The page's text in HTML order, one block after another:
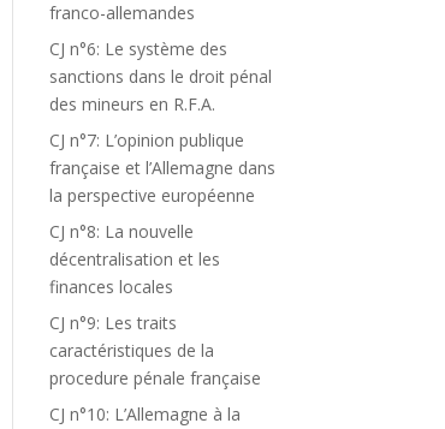
franco-allemandes
CJ n°6: Le système des
sanctions dans le droit pénal
des mineurs en R.F.A.
CJ n°7: L’opinion publique
française et l’Allemagne dans
la perspective européenne
CJ n°8: La nouvelle
décentralisation et les
finances locales
CJ n°9: Les traits
caractéristiques de la
procedure pénale française
CJ n°10: L’Allemagne à la